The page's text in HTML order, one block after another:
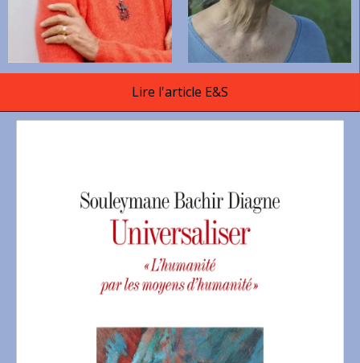
Lire l'article E&S